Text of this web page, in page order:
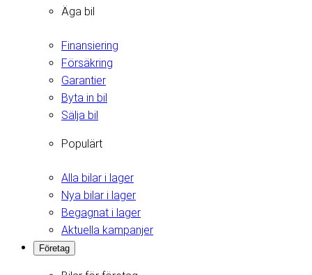
Äga bil
Finansiering
Försäkring
Garantier
Byta in bil
Sälja bil
Populärt
Alla bilar i lager
Nya bilar i lager
Begagnat i lager
Aktuella kampanjer
Företag